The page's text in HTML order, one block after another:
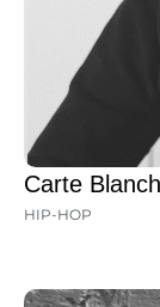
Carte
HIP-HOP